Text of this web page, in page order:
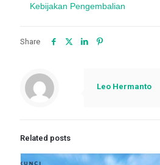
Kebijakan Pengembalian
Share
Leo Hermanto
Related posts